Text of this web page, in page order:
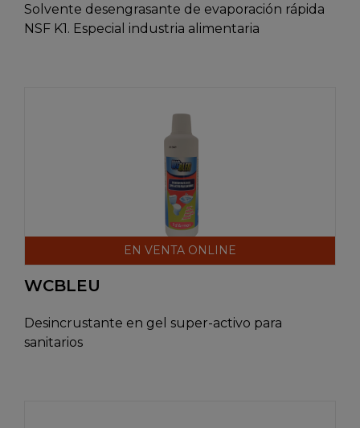
Solvente desengrasante de evaporación rápida
NSF K1. Especial industria alimentaria
EN VENTA ONLINE
WCBLEU
Desincrustante en gel super-activo para
sanitarios